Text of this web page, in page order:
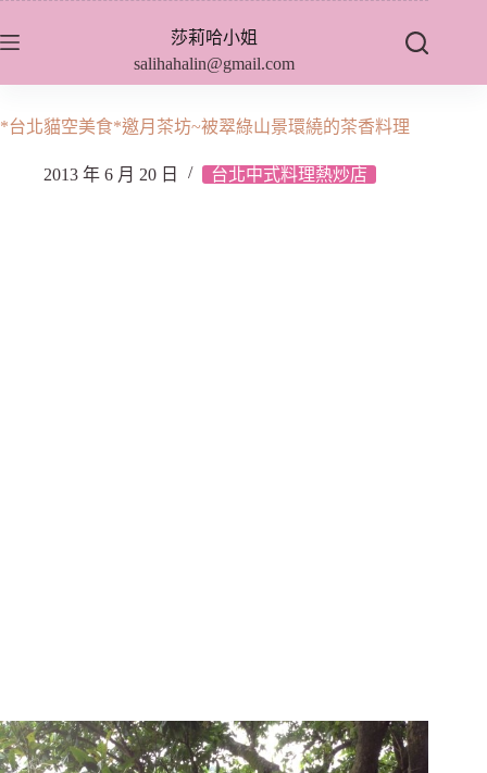
至
內
莎莉哈小姐
salihahalin@gmail.com
*台北貓空美食*邀月茶坊~被翠綠山景環繞的茶香料理
2013 年 6 月 20 日 台北中式料理熱炒店